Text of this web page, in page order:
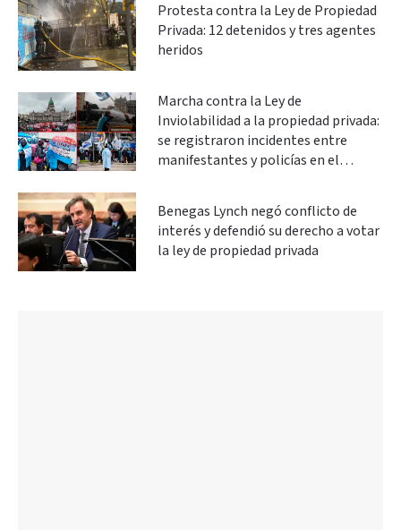
Protesta contra la Ley de Propiedad
Privada: 12 detenidos y tres agentes
heridos
Marcha contra la Ley de
Inviolabilidad a la propiedad privada:
se registraron incidentes entre
manifestantes y policías en el
Benegas Lynch negó conflicto de
interés y defendió su derecho a votar
la ley de propiedad privada